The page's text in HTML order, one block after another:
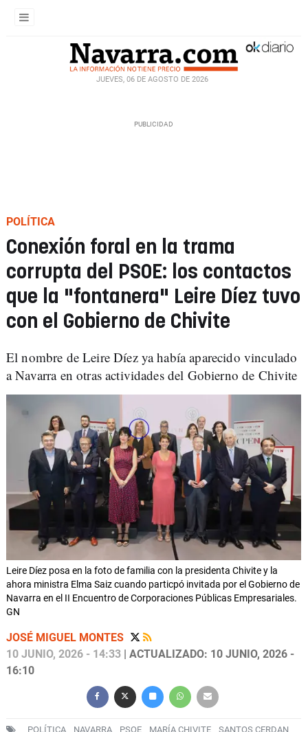
JUEVES, 06 DE AGOSTO DE 2026
POLÍTICA
Conexión foral en la trama
corrupta del PSOE: los contactos
que la "fontanera" Leire Díez tuvo
con el Gobierno de Chivite
El nombre de Leire Díez ya había aparecido vinculado
a Navarra en otras actividades del Gobierno de Chivite
Leire Díez posa en la foto de familia con la presidenta Chivite y la
ahora ministra Elma Saiz cuando particpó invitada por el Gobierno de
Navarra en el II Encuentro de Corporaciones Públicas Empresariales.
GN
JOSÉ MIGUEL MONTES
10 JUNIO, 2026 - 14:33 | ACTUALIZADO: 10 JUNIO, 2026 -
16:10
POLÍTICA NAVARRA PSOE MARÍA CHIVITE SANTOS CERDAN